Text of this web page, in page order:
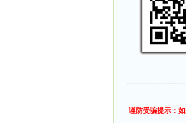
谨防受骗提示：